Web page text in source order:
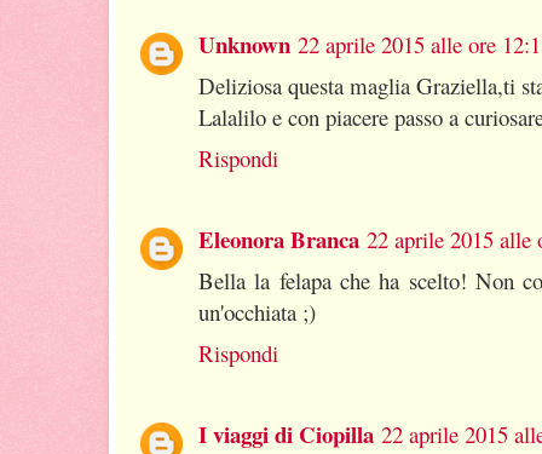
Unknown 22 aprile 2015 alle ore
Deliziosa questa maglia Graziella,ti
Lalalilo e con piacere passo a
Rispondi
Eleonora Branca 22 aprile 2015 alle
Bella la felapa che ha scelto! Non
un'occhiata ;)
Rispondi
I viaggi di Ciopilla 22 aprile 2015